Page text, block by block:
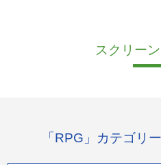
スクリー
「RPG」カテゴリ